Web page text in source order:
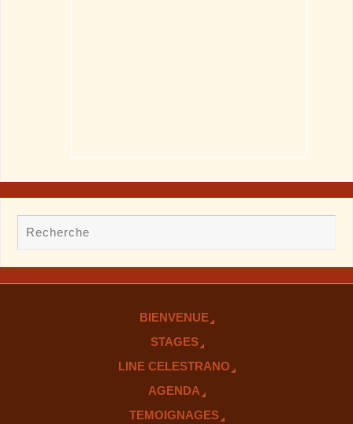
BIENVENUE
STAGES
LINE CELESTRANO
AGENDA
TEMOIGNAGES